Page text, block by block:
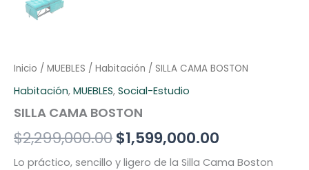
Inicio / MUEBLES / Habitación / SILLA CAMA BOSTON
Habitación, MUEBLES, Social-Estudio
SILLA CAMA BOSTON
$2,299,000.00$1,599,000.00
Lo práctico, sencillo y ligero de la Silla Cama Boston